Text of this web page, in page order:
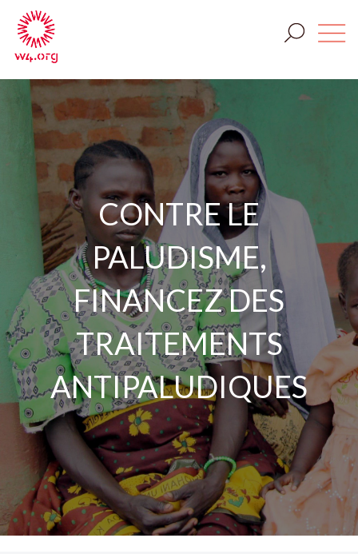
CONTRE LE
PALUDISME,
FINANCEZ DES
TRAITEMENTS
ANTIPALUDIQUES